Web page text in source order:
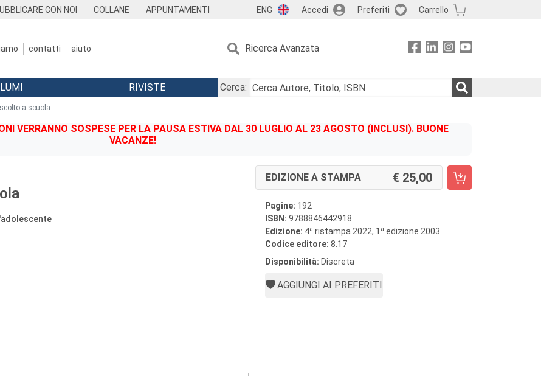
CON NOI COLLANE APPUNTAMENTI ENG Accedi Preferiti Carrello
contatti aiuto Ricerca Avanzata
RIVISTE
Cerca:
a scuola
VERRANNO SOSPESE PER LA PAUSA ESTIVA DAL 30 LUGLIO AL 23 AGOSTO (INCLUSI). BUONE
VACANZE!
EDIZIONE A STAMPA 25,00
Pagine: 192
ISBN: 9788846442918
Edizione: 4a ristampa 2022, 1 a edizione 2003
Codice editore: 8.17
Disponibilità: Discreta
AGGIUNGI AI PREFERITI